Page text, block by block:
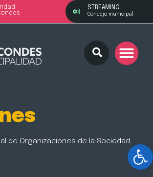
STREAMING
Concejo municipal
de Organizaciones de la Sociedad